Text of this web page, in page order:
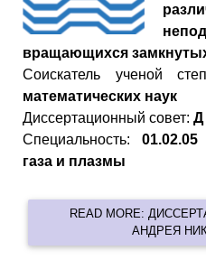
вращающихся
Cоискатель ученой
математических наук
Диссертационный совет: Д
Специальность:
газа и плазмы
READ MORE:
АНДРЕЯ